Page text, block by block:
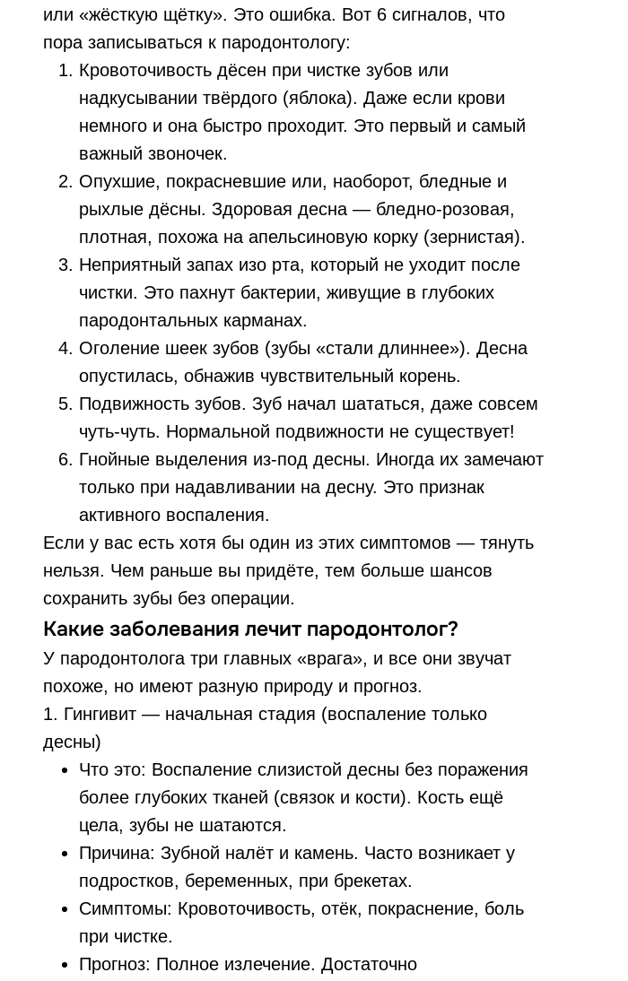
или «жёсткую щётку». Это ошибка. Вот 6 сигналов, что
пора записываться к пародонтологу:
Кровоточивость дёсен при чистке зубов или
надкусывании твёрдого (яблока). Даже если крови
немного и она быстро проходит. Это первый и самый
важный звоночек.
Опухшие, покрасневшие или, наоборот, бледные и
рыхлые дёсны. Здоровая десна — бледно-розовая,
плотная, похожа на апельсиновую корку (зернистая).
Неприятный запах изо рта, который не уходит после
чистки. Это пахнут бактерии, живущие в глубоких
пародонтальных карманах.
Оголение шеек зубов (зубы «стали длиннее»). Десна
опустилась, обнажив чувствительный корень.
Подвижность зубов. Зуб начал шататься, даже совсем
чуть-чуть. Нормальной подвижности не существует!
Гнойные выделения из-под десны. Иногда их замечают
только при надавливании на десну. Это признак
активного воспаления.
Если у вас есть хотя бы один из этих симптомов — тянуть
нельзя. Чем раньше вы придёте, тем больше шансов
сохранить зубы без операции.
Какие заболевания лечит пародонтолог?
У пародонтолога три главных «врага», и все они звучат
похоже, но имеют разную природу и прогноз.
1. Гингивит — начальная стадия (воспаление только
десны)
Что это: Воспаление слизистой десны без поражения
более глубоких тканей (связок и кости). Кость ещё
цела, зубы не шатаются.
Причина: Зубной налёт и камень. Часто возникает у
подростков, беременных, при брекетах.
Симптомы: Кровоточивость, отёк, покраснение, боль
при чистке.
Прогноз: Полное излечение. Достаточно